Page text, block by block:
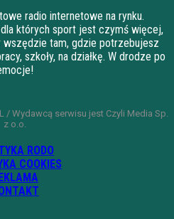
radio internetowe na rynku.
których sport jest czymś więcej,
tam, gdzie potrzebujesz
szkoły, na działkę. W drodze po
/ Wydawcą serwisu jest Czyli Media Sp.
z o.o.
RODO
COOKIES